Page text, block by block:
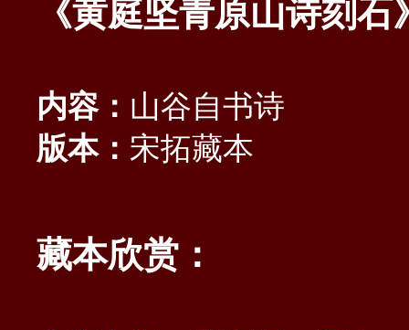
《黄庭坚青原山诗刻
内容： 山谷自书诗
版本： 宋拓藏本
藏本欣赏：